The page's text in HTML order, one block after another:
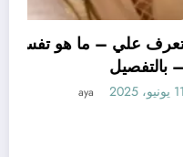
علي – ما هو تأويل ابن